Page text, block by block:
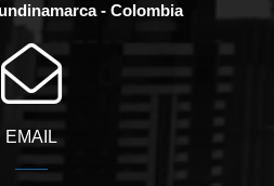
- Colombia
EMAIL